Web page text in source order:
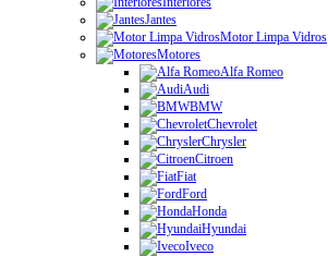
Jantes
Motor Limpa Vidros
Motores
Alfa Romeo
Audi
BMW
Chevrolet
Chrysler
Citroen
Fiat
Ford
Honda
Hyundai
Iveco